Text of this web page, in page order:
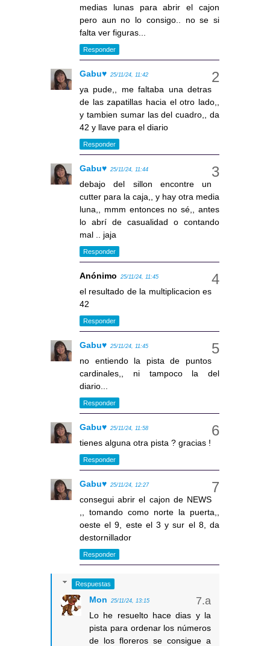
medias lunas para abrir el cajon
pero aun no lo consigo.. no se si
falta ver figuras...
Responder
Gabu♥ 25/11/24, 11:42
ya pude,, me faltaba una detras
de las zapatillas hacia el otro lado,,
y tambien sumar las del cuadro,, da
42 y llave para el diario
Responder
Gabu♥ 25/11/24, 11:44
debajo del sillon encontre un
cutter para la caja,, y hay otra media
luna,, mmm entonces no sé,, antes
lo abrí de casualidad o contando
mal .. jaja
Responder
Anónimo 25/11/24, 11:45
el resultado de la multiplicacion es
42
Responder
Gabu♥ 25/11/24, 11:45
no entiendo la pista de puntos
cardinales,, ni tampoco la del
diario...
Responder
Gabu♥ 25/11/24, 11:58
tienes alguna otra pista ? gracias !
Responder
Gabu♥ 25/11/24, 12:27
consegui abrir el cajon de NEWS
,, tomando como norte la puerta,,
oeste el 9, este el 3 y sur el 8, da
destornillador
Responder
Respuestas
Mon 25/11/24, 13:15
Lo he resuelto hace dias y la
pista para ordenar los números
de los floreros se consigue a